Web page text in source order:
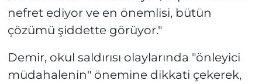
nefret ediyor ve en önemlisi, bütün
çözümü şiddette görüyor."
Demir, okul saldırısı olaylarında "önleyici
müdahalenin" önemine dikkati çekerek,